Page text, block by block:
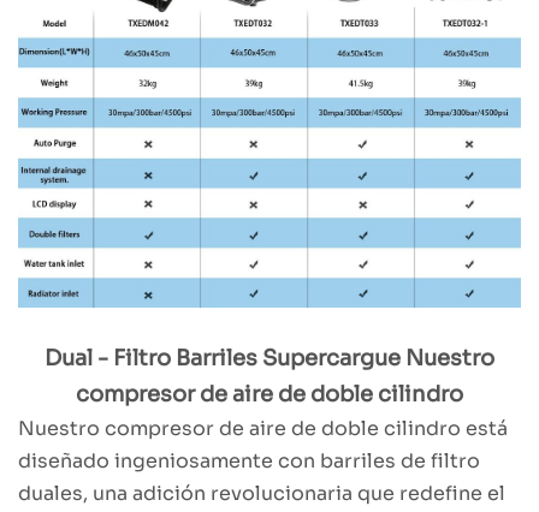
Dual - Filtro Barriles Supercargue Nuestro
compresor de aire de doble cilindro
Nuestro compresor de aire de doble cilindro está
diseñado ingeniosamente con barriles de filtro
duales, una adición revolucionaria que redefine el